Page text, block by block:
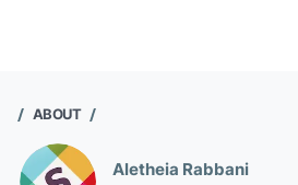
ABOUT
Aletheia Rabbani